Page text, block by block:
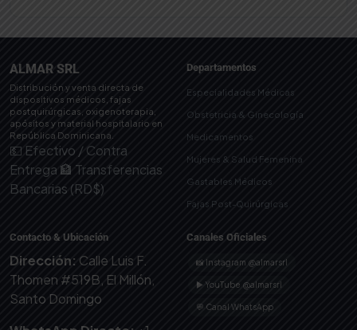
ALMAR SRL
Distribución y venta directa de
dispositivos médicos, fajas
postquirúrgicas, oxigenoterapia,
apósitos y material hospitalario en
República Dominicana.
💵 Efectivo / Contra
Entrega 🏦 Transferencias
Bancarias (RD$)
Departamentos
Especialidades Médicas
Obstetricia & Ginecología
Medicamentos
Mujeres & Salud Femenina
Gastables Médicos
Fajas Post-Quirúrgicas
Contacto & Ubicación
Dirección: Calle Luis F.
Thomen #519B, El Millón,
Santo Domingo
Canales Oficiales
📸 Instagram @almarsrl
▶ YouTube @almarsrl
💬 Canal WhatsApp